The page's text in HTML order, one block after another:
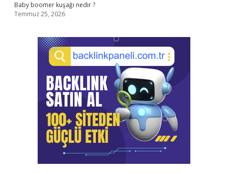
Baby boomer kuşağı nedir ?
Temmuz 25, 2026